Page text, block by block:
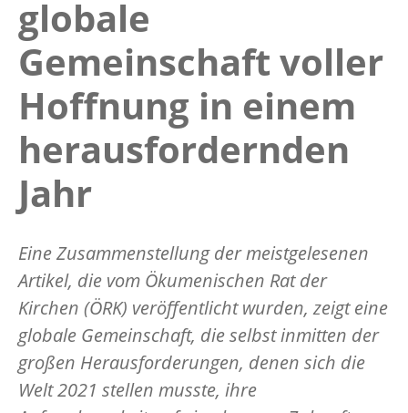
globale
Gemeinschaft voller
Hoffnung in einem
herausfordernden
Jahr
Eine Zusammenstellung der meistgelesenen
Artikel, die vom Ökumenischen Rat der
Kirchen (ÖRK) veröffentlicht wurden, zeigt eine
globale Gemeinschaft, die selbst inmitten der
großen Herausforderungen, denen sich die
Welt 2021 stellen musste, ihre